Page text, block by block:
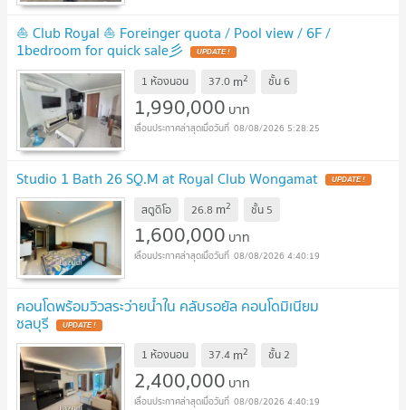
⛵ Club Royal ⛵ Foreinger quota / Pool view / 6F /
1bedroom for quick sale彡
1 ห้องนอน 37.0 m2 ชั้น6
1,990,000 บาท
08/08/2026 5:28:25
Studio 1 Bath 26 SQ.M at Royal Club Wongamat
สตูดิโอ 26.8 m2 ชั้น 5
1,600,000 บาท
08/08/2026 4:40:19
คอนโดพร้อมวิวสระว่ายน้ำใน คลับรอยัล คอนโดมิเนียม
ชลบุรี
1 ห้องนอน 37.4 m2 ชั้น2
2,400,000 บาท
08/08/2026 4:40:19